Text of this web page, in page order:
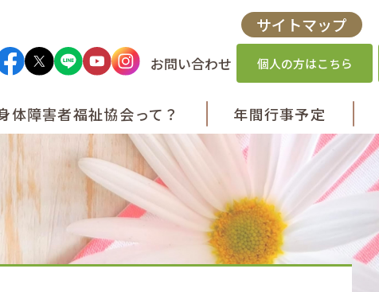
サイトマップ
お問い合わせ 個人の方はこちら
体障害者福祉協会って？ 年間行事予定